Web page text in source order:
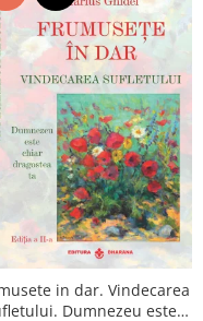
in dar. Vindecarea
Dumnezeu este